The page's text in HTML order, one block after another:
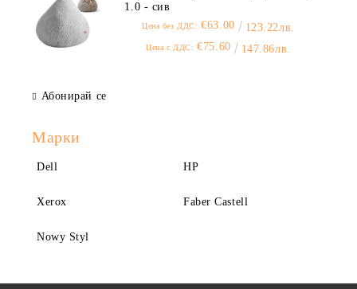
1.0 - сив
Цена без ДДС: €63.00 123.22лв.
Цена с ДДС: €75.60 147.86лв.
Абонирай се
Марки
Dell HP
Xerox Faber Castell
Nowy Styl